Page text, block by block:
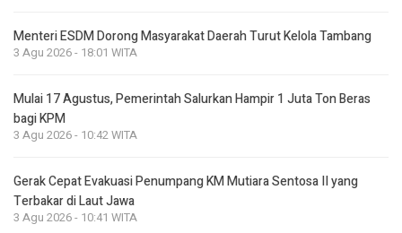
Menteri ESDM Dorong Masyarakat Daerah Turut Kelola Tambang
3 Agu 2026 - 18:01 WITA
Mulai 17 Agustus, Pemerintah Salurkan Hampir 1 Juta Ton Beras
bagi KPM
3 Agu 2026 - 10:42 WITA
Gerak Cepat Evakuasi Penumpang KM Mutiara Sentosa II yang
Terbakar di Laut Jawa
3 Agu 2026 - 10:41 WITA